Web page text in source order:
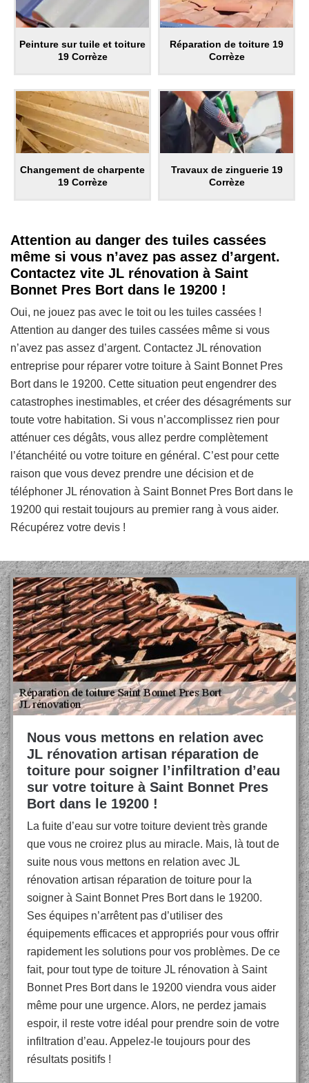
Peinture sur tuile et toiture
19 Corrèze
Réparation de toiture 19
Corrèze
Changement de charpente
19 Corrèze
Travaux de zinguerie 19
Corrèze
Attention au danger des tuiles cassées
même si vous n’avez pas assez d’argent.
Contactez vite JL rénovation à Saint
Bonnet Pres Bort dans le 19200 !
Oui, ne jouez pas avec le toit ou les tuiles cassées !
Attention au danger des tuiles cassées même si vous
n’avez pas assez d’argent. Contactez JL rénovation
entreprise pour réparer votre toiture à Saint Bonnet Pres
Bort dans le 19200. Cette situation peut engendrer des
catastrophes inestimables, et créer des désagréments sur
toute votre habitation. Si vous n’accomplissez rien pour
atténuer ces dégâts, vous allez perdre complètement
l’étanchéité ou votre toiture en général. C’est pour cette
raison que vous devez prendre une décision et de
téléphoner JL rénovation à Saint Bonnet Pres Bort dans le
19200 qui restait toujours au premier rang à vous aider.
Récupérez votre devis !
Nous vous mettons en relation avec
JL rénovation artisan réparation de
toiture pour soigner l’infiltration d’eau
sur votre toiture à Saint Bonnet Pres
Bort dans le 19200 !
La fuite d’eau sur votre toiture devient très grande
que vous ne croirez plus au miracle. Mais, là tout de
suite nous vous mettons en relation avec JL
rénovation artisan réparation de toiture pour la
soigner à Saint Bonnet Pres Bort dans le 19200.
Ses équipes n’arrêtent pas d’utiliser des
équipements efficaces et appropriés pour vous offrir
rapidement les solutions pour vos problèmes. De ce
fait, pour tout type de toiture JL rénovation à Saint
Bonnet Pres Bort dans le 19200 viendra vous aider
même pour une urgence. Alors, ne perdez jamais
espoir, il reste votre idéal pour prendre soin de votre
infiltration d’eau. Appelez-le toujours pour des
résultats positifs !